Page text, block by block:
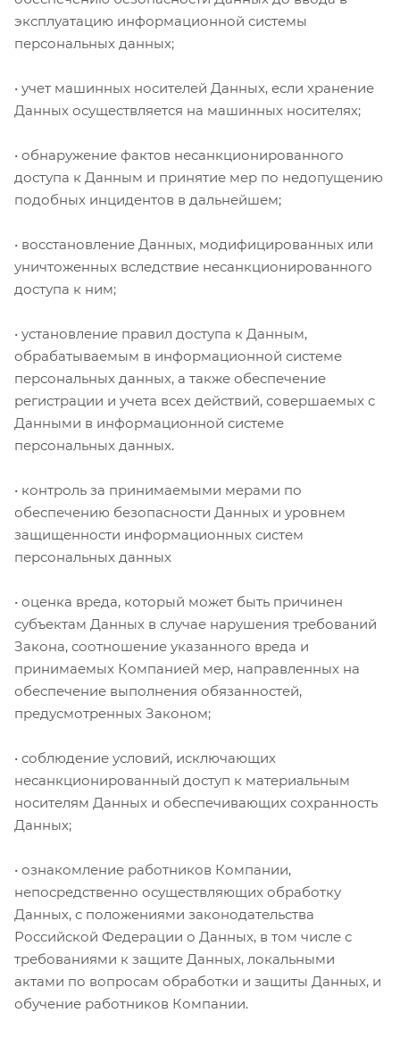
эксплуатацию информационной системы
персональных данных;
• учет машинных носителей Данных, если хранение
Данных осуществляется на машинных носителях;
• обнаружение фактов несанкционированного
доступа к Данным и принятие мер по недопущению
подобных инцидентов в дальнейшем;
• восстановление Данных, модифицированных или
уничтоженных вследствие несанкционированного
доступа к ним;
• установление правил доступа к Данным,
обрабатываемым в информационной системе
персональных данных, а также обеспечение
регистрации и учета всех действий, совершаемых с
Данными в информационной системе
персональных данных.
• контроль за принимаемыми мерами по
обеспечению безопасности Данных и уровнем
защищенности информационных систем
персональных данных
• оценка вреда, который может быть причинен
субъектам Данных в случае нарушения требований
Закона, соотношение указанного вреда и
принимаемых Компанией мер, направленных на
обеспечение выполнения обязанностей,
предусмотренных Законом;
• соблюдение условий, исключающих
несанкционированный доступ к материальным
носителям Данных и обеспечивающих сохранность
Данных;
• ознакомление работников Компании,
непосредственно осуществляющих обработку
Данных, с положениями законодательства
Российской Федерации о Данных, в том числе с
требованиями к защите Данных, локальными
актами по вопросам обработки и защиты Данных, и
обучение работников Компании.